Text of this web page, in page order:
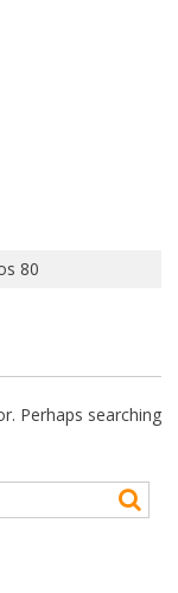
80
Perhaps searching